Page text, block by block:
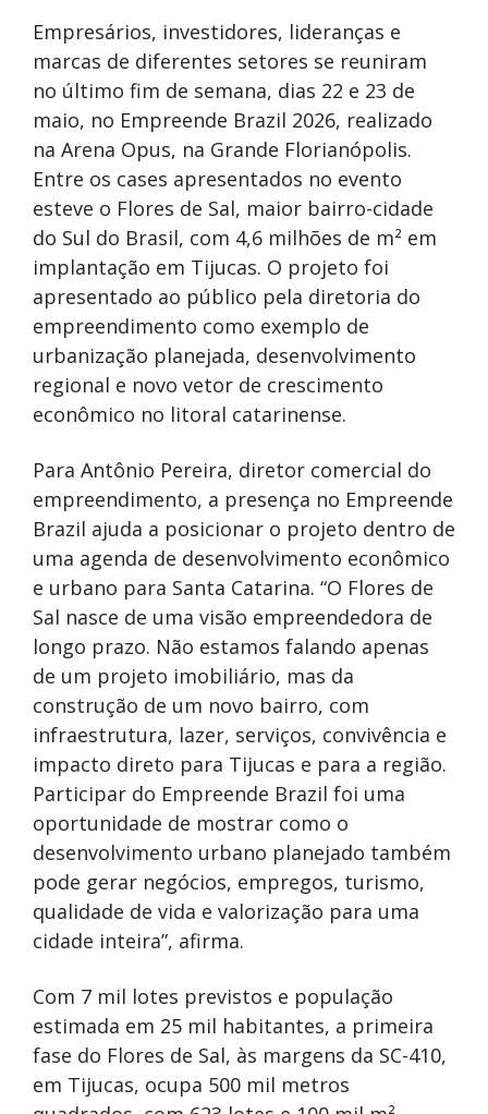
Empresários, investidores, lideranças e
marcas de diferentes setores se reuniram
no último fim de semana, dias 22 e 23 de
maio, no Empreende Brazil 2026, realizado
na Arena Opus, na Grande Florianópolis.
Entre os cases apresentados no evento
esteve o Flores de Sal, maior bairro-cidade
do Sul do Brasil, com 4,6 milhões de m² em
implantação em Tijucas. O projeto foi
apresentado ao público pela diretoria do
empreendimento como exemplo de
urbanização planejada, desenvolvimento
regional e novo vetor de crescimento
econômico no litoral catarinense.
Para Antônio Pereira, diretor comercial do
empreendimento, a presença no Empreende
Brazil ajuda a posicionar o projeto dentro de
uma agenda de desenvolvimento econômico
e urbano para Santa Catarina. “O Flores de
Sal nasce de uma visão empreendedora de
longo prazo. Não estamos falando apenas
de um projeto imobiliário, mas da
construção de um novo bairro, com
infraestrutura, lazer, serviços, convivência e
impacto direto para Tijucas e para a região.
Participar do Empreende Brazil foi uma
oportunidade de mostrar como o
desenvolvimento urbano planejado também
pode gerar negócios, empregos, turismo,
qualidade de vida e valorização para uma
cidade inteira”, afirma.
Com 7 mil lotes previstos e população
estimada em 25 mil habitantes, a primeira
fase do Flores de Sal, às margens da SC-410,
em Tijucas, ocupa 500 mil metros